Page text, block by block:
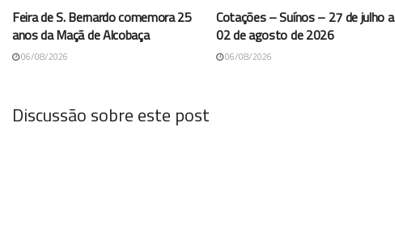
Feira de S. Bernardo comemora 25
anos da Maçã de Alcobaça
06/08/2026
Cotações – Suínos – 27 de julho a
02 de agosto de 2026
06/08/2026
Discussão sobre este post